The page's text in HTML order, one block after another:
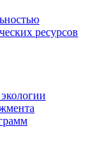
ресурсов